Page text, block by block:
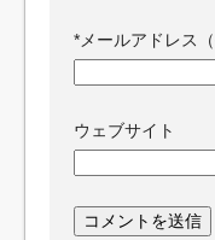
* メールアドレス
ウェブサイト